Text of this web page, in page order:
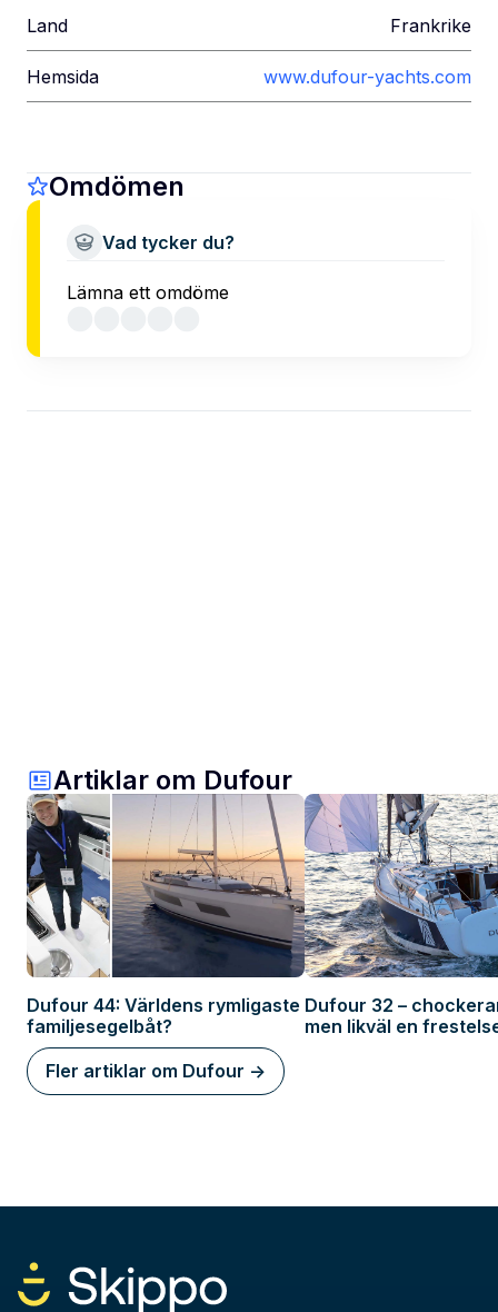
Land Frankrike
Hemsida www.dufour-yachts.com
Omdömen
Vad tycker du?
Lämna ett omdöme
Artiklar om Dufour
Dufour 44: Världens rymligaste
familjesegelbåt?
Dufour 32 –
men likväl en
Fler artiklar om Dufour ->